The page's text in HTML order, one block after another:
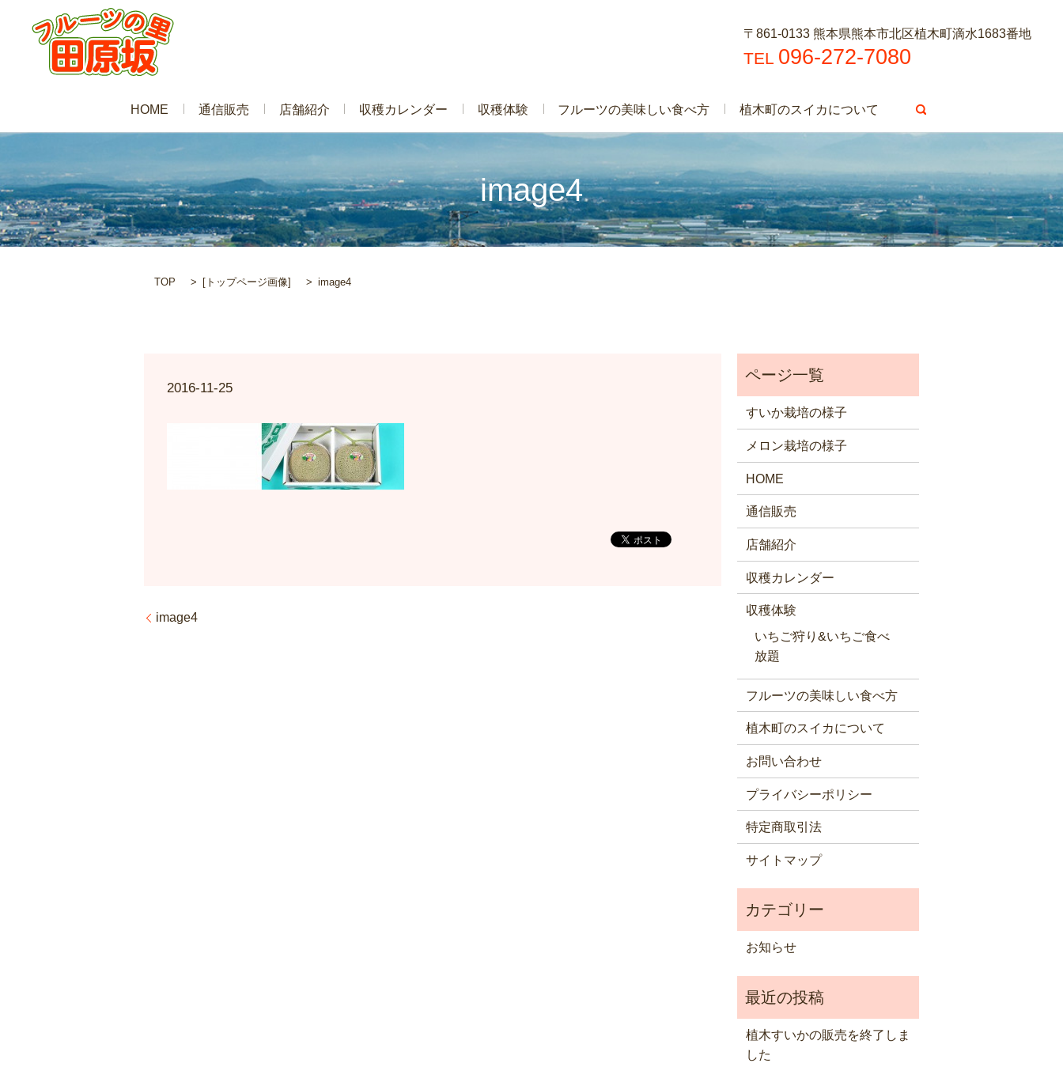
〒861-0133 熊本県熊本市北区植木町滴水1683番地
TEL 096-272-7080
HOME 通信販売 店舗紹介 収穫カレンダー 収穫体験 フルーツの美味しい食べ方 植木町のスイカについて
image4
TOP [ トップページ画像] image4
2016-11-25
image4
すいか栽培の様子
メロン栽培の様子
HOME
通信販売
店舗紹介
収穫カレンダー
収穫体験
いちご狩り&いちご食べ
放題
フルーツの美味しい食べ方
植木町のスイカについて
お問い合わせ
プライバシーポリシー
特定商取引法
サイトマップ
お知らせ
植木すいかの販売を終了しま
した